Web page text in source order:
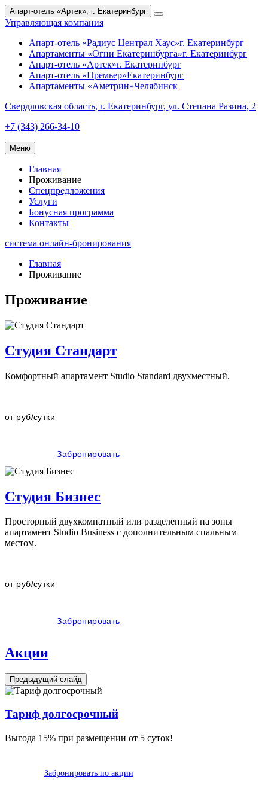
Апарт-отель «Артек», г. Екатеринбург
Управляющая компания
Апарт-отель «Радиус Централ Хаус»г. Екатеринбург
Апартаменты «Огни Екатеринбурга»г. Екатеринбург
Апарт-отель «Артек»г. Екатеринбург
Апарт-отель «Премьер»Екатеринбург
Апартаменты «Аметрин»Челябинск
Свердловская область, г. Екатеринбург, ул. Степана Разина, 2
+7 (343) 266-34-10
Меню
Главная
Проживание
Спецпредложения
Услуги
Бонусная программа
Контакты
система онлайн-бронирования
Главная
Проживание
Проживание
Студия Стандарт
Комфортный апартамент Studio Standard двухместный.
от руб/сутки
Забронировать
Студия Бизнес
Просторный двухкомнатный или разделенный на зоны
апартамент Studio Business с дополнительным спальным
местом.
от руб/сутки
Забронировать
Акции
Предыдущий слайд
Тариф долгосрочный
Выгода 15% при размещении от 5 суток!
Забронировать по акции